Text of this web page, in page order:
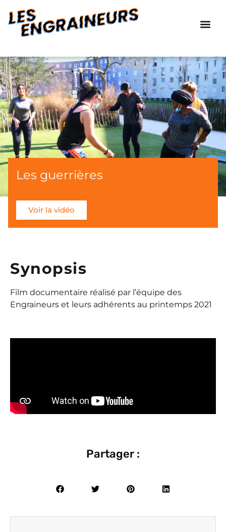
Les guerrières
Voir la vidéo
Synopsis
Film documentaire réalisé par l’équipe des
Engraineurs et leurs adhérents au printemps 2021
Partager :